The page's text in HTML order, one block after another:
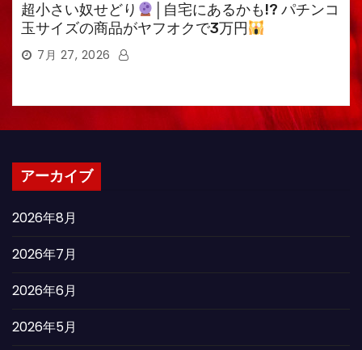
超小さい奴せどり
│自宅にあるかも!? パチンコ
玉サイズの商品がヤフオクで3万円
7月 27, 2026
アーカイブ
2026年8月
2026年7月
2026年6月
2026年5月